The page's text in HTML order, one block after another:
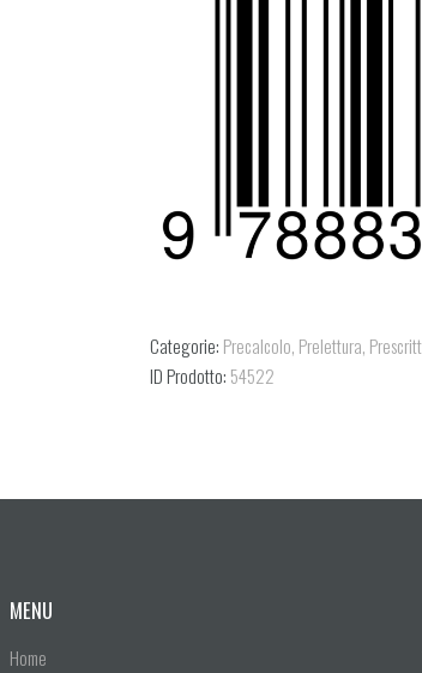
Categorie: Precalcolo, Prelettura,
ID Prodotto: 54522
MENU
Home